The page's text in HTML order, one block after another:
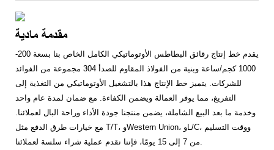
مقدمة مادية
يقدم خط إنتاج رقائق البطاطس الأوتوماتيكي الكامل الخاص بنا بسعة 200-
1000 كجم/ساعة وبنية من الفولاذ المقاوم للصدأ 304 مجموعة من الفوائد
للشركات. يتميز خط الإنتاج هذا بالتشغيل الأوتوماتيكي من التغذية إلى
التفريغ، مما يوفر العمالة ويضمن الكفاءة. مع ضمان لمدة عام واحد
وخدمة ما بعد البيع الشاملة، يضمن منتجنا جودة الأداء وراحة البال لعملائنا.
مع خيارات طرق الدفع مثل T/T، وWestern Union، وL/C، ووقت التسليم